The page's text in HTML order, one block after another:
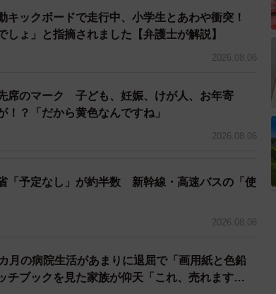
が健康に悪影響を与えることが明らかになって
時間が長いと、心臓病やサルコペニア（骨格筋
傾向にあるのです。肥満リスクも増加し、脂肪
。そして、なんと死亡リスクまでもが上昇する
健康なからだを維持したいすべての方に必要な
キックボードで走行中、小学生とあわや衝突！
しょ」と指摘されました【弁護士が解説】
2026.08.06
席のマーク 子ども、妊娠、けが人、お年寄
？「だから黄色なんですね」
2026.08.06
「予定なし」が約半数 新幹線・高速バスの「使
2026.08.06
の病院生活があまりに退屈で「画用紙と色鉛
ブックを見た家族が仰天「これ、売れます